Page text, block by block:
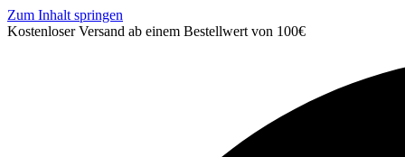
Zum Inhalt springen
Kostenloser Versand ab einem Bestellwert von 100€